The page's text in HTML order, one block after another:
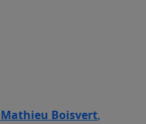
Mathieu Boisvert,